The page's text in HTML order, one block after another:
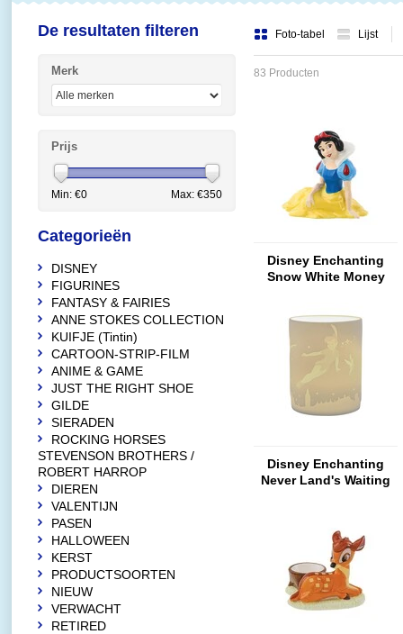
Foto-tabel Lijst
83 Producten
Disney Enchanting
Snow White Money
Disney Enchanting
Never Land's Waiting
De resultaten filteren
Merk
Prijs
Min: €0 Max: €350
Categorieën
DISNEY
FIGURINES
FANTASY & FAIRIES
ANNE STOKES COLLECTION
KUIFJE (Tintin)
CARTOON-STRIP-FILM
ANIME & GAME
JUST THE RIGHT SHOE
GILDE
SIERADEN
ROCKING HORSES
STEVENSON BROTHERS /
ROBERT HARROP
DIEREN
VALENTIJN
PASEN
HALLOWEEN
KERST
PRODUCTSOORTEN
NIEUW
VERWACHT
RETIRED